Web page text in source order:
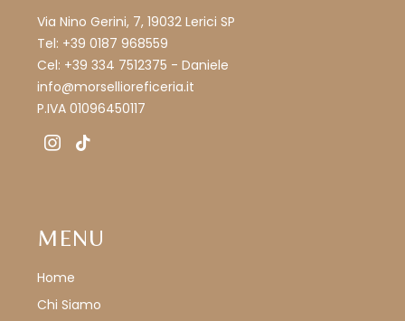
Via Nino Gerini, 7, 19032 Lerici SP
Tel: +39 0187 968559
Cel: +39 334 7512375 - Daniele
info@morsellioreficeria.it
P.IVA 01096450117
instagram
tiktok
MENU
Home
Chi Siamo